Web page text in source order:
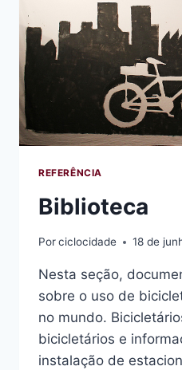
REFERÊNCIA
Biblioteca
Porciclocidade 18 de
Nesta seção,
sobre o uso de
no mundo.
bicicletários e
instalação de